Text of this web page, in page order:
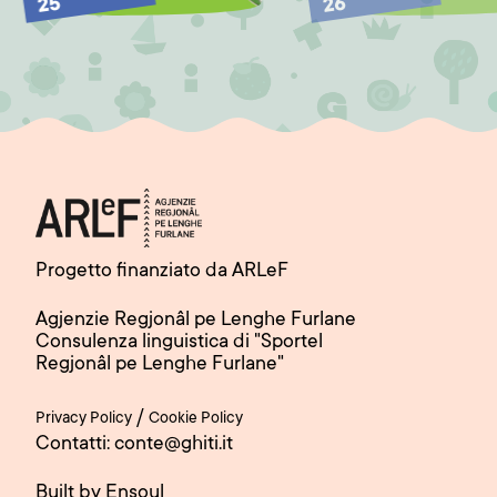
25 26
Progetto finanziato da ARLeF
Agjenzie Regjonâl pe Lenghe Furlane
Consulenza linguistica di "Sportel
Regjonâl pe Lenghe Furlane"
Privacy Policy / Cookie Policy
Contatti: conte@ghiti.it